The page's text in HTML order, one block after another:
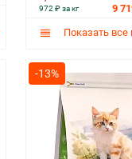
972 ₽ за кг 9
Показать
-13%